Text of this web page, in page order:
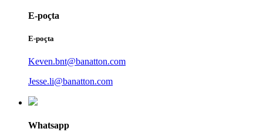
E-poçta
E-poçta
Keven.bnt@banatton.com
Jesse.li@banatton.com
Whatsapp